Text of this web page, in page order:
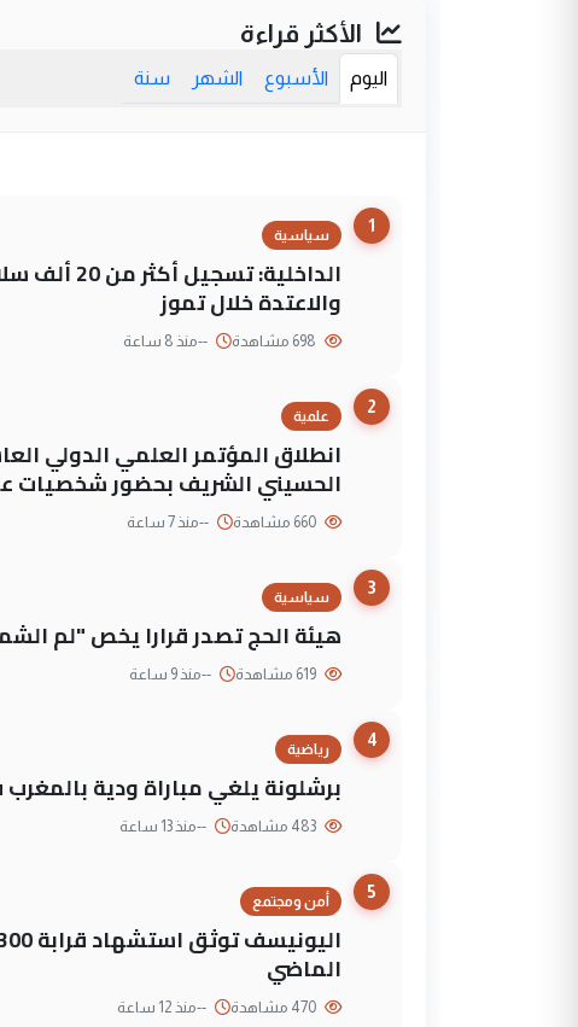
الأكثر قراءة
اليوم الأسبوع الشهر سنة
1
سياسية
الداخلية:
والاعتدة خلال تموز
--منذ 8 ساعة
2
علمية
انطلاق المؤتمر العلمي الدولي
الحسيني الشريف بحضور شخصيات
--منذ 7 ساعة
3
سياسية
هيئة الحج تصدر قرارا يخص "لم
--منذ 9 ساعة
4
رياضية
برشلونة يلغي مباراة ودية
--منذ 13 ساعة
5
أمن ومجتمع
الماضي
--منذ 12 ساعة